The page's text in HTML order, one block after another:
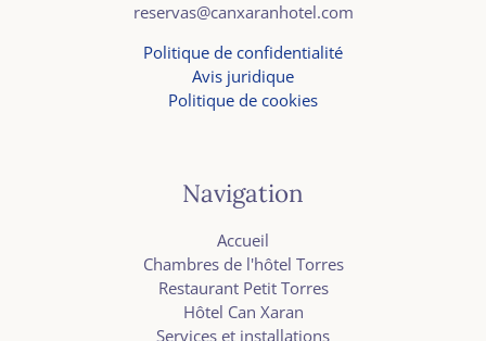
reservas@canxaranhotel.com
Politique de confidentialité
Avis juridique
Politique de cookies
Navigation
Accueil
Chambres de l'hôtel Torres
Restaurant Petit Torres
Hôtel Can Xaran
Services et installations